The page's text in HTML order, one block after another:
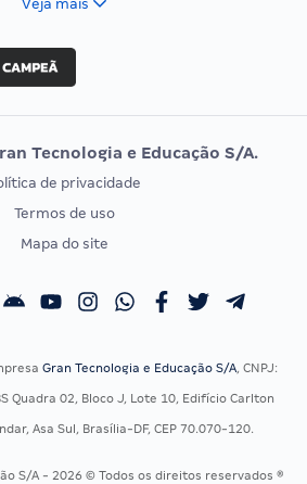
Vunesp
EXAME DE ORDEM
Calendário OAB
Veja mais
Tecnologia e Educação S/A.
de privacidade
Termos de uso
Mapa do site
Gran Tecnologia e Educação S/A, CNPJ:
Quadra 02, Bloco J, Lote 10, Edifício Carlton
Asa Sul, Brasília-DF, CEP 70.070-120.
S/A - 2026 © Todos os direitos reservados ®